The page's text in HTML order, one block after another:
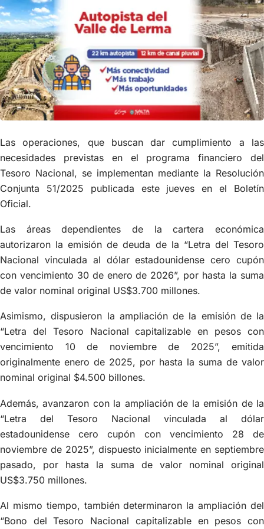
Las operaciones, que buscan dar cumplimiento a las
necesidades previstas en el programa financiero del
Tesoro Nacional, se implementan mediante la Resolución
Conjunta 51/2025 publicada este jueves en el Boletín
Oficial.
Las áreas dependientes de la cartera económica
autorizaron la emisión de deuda de la “Letra del Tesoro
Nacional vinculada al dólar estadounidense cero cupón
con vencimiento 30 de enero de 2026”, por hasta la suma
de valor nominal original US$3.700 millones.
Asimismo, dispusieron la ampliación de la emisión de la
“Letra del Tesoro Nacional capitalizable en pesos con
vencimiento 10 de noviembre de 2025”, emitida
originalmente enero de 2025, por hasta la suma de valor
nominal original $4.500 billones.
Además, avanzaron con la ampliación de la emisión de la
“Letra del Tesoro Nacional vinculada al dólar
estadounidense cero cupón con vencimiento 28 de
noviembre de 2025”, dispuesto inicialmente en septiembre
pasado, por hasta la suma de valor nominal original
US$3.750 millones.
Al mismo tiempo, también determinaron la ampliación del
“Bono del Tesoro Nacional capitalizable en pesos con